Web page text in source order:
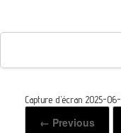
Capture d’écran 2025-
← Previous